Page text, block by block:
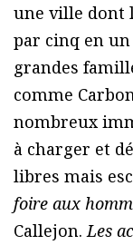
une ville dont
par cinq en un
grandes
comme
nombreux
à charger et
libres mais
foire aux
Callejon. Les